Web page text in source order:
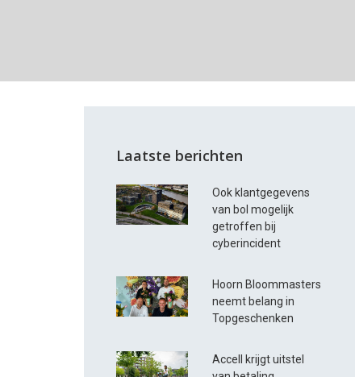
Laatste berichten
Ook klantgegevens
van bol mogelijk
getroffen bij
cyberincident
Hoorn Bloommasters
neemt belang in
Topgeschenken
Accell krijgt uitstel